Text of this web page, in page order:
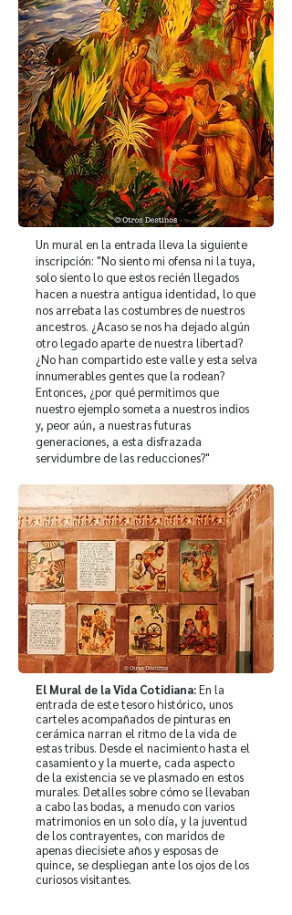
Un mural en la entrada lleva la siguiente
inscripción: "No siento mi ofensa ni la tuya,
solo siento lo que estos recién llegados
hacen a nuestra antigua identidad, lo que
nos arrebata las costumbres de nuestros
ancestros. ¿Acaso se nos ha dejado algún
otro legado aparte de nuestra libertad?
¿No han compartido este valle y esta selva
innumerables gentes que la rodean?
Entonces, ¿por qué permitimos que
nuestro ejemplo someta a nuestros indios
y, peor aún, a nuestras futuras
generaciones, a esta disfrazada
servidumbre de las reducciones?"
El Mural de la Vida Cotidiana:En la
entrada de este tesoro histórico, unos
carteles acompañados de pinturas en
cerámica narran el ritmo de la vida de
estas tribus. Desde el nacimiento hasta el
casamiento y la muerte, cada aspecto
de la existencia se ve plasmado en estos
murales. Detalles sobre cómo se llevaban
a cabo las bodas, a menudo con varios
matrimonios en un solo día, y la juventud
de los contrayentes, con maridos de
apenas diecisiete años y esposas de
quince, se despliegan ante los ojos de los
curiosos visitantes.